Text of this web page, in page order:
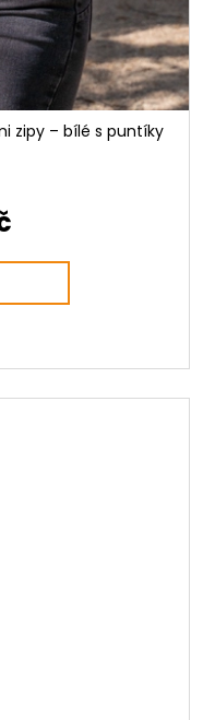
zipy – bílé s puntíky